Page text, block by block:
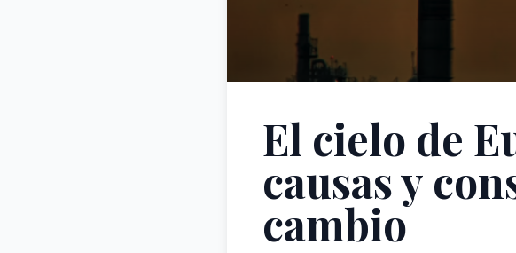
El cielo de
causas y
cambio